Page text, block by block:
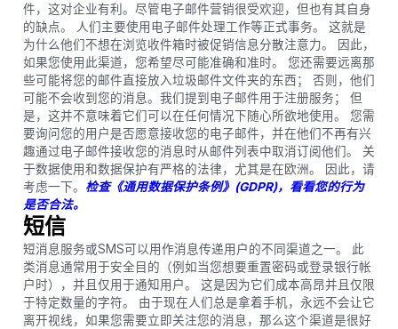
件，这对企业有利。尽管电子邮件营销很受欢迎，但也有其自身
的缺点。 人们主要使用电子邮件处理工作等正式事务。 这就是
为什么他们不想在浏览收件箱时被促销信息分散注意力。 因此，
如果您使用此渠道，您希望尽可能准确和准时。 您还需要远离那
些可能将您的邮件直接放入垃圾邮件文件夹的东西； 否则，他们
可能不会收到您的消息。我们提到电子邮件用于注册服务； 但
是，这并不意味着它们可以在任何情况下随心所欲地使用。 您需
要询问您的用户是否愿意接收您的电子邮件，并在他们不再有兴
趣通过电子邮件接收您的消息时从邮件列表中取消订阅他们。 关
于数据使用和数据保护有严格的法律，尤其是在欧洲。 因此，请
考虑一下。 检查《通用数据保护条例》(GDPR)，看看您的行为
是否合法。
短信
短消息服务或SMS可以用作消息传递用户的不同渠道之一。 此
类消息通常用于安全目的（例如当您想要重置密码或登录银行帐
户时），并且仅用于通知用户。 这是因为它们成本高昂并且仅限
于特定数量的字符。 由于现在人们总是拿着手机，永远不会让它
离开视线，如果您需要立即关注您的消息，那么这个渠道是很好